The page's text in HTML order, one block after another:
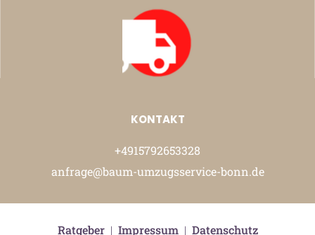
KONTAKT
+4915792653328
anfrage@baum-umzugsservice-bonn.de
Ratgeber| Impressum| Datenschutz